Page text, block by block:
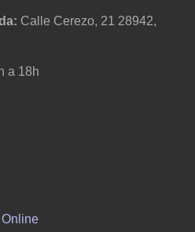
Calle Cerezo, 21 28942,
a 18h